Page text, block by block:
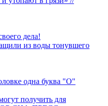
дела!
из воды тонувшего
одна буква "О"
получить для